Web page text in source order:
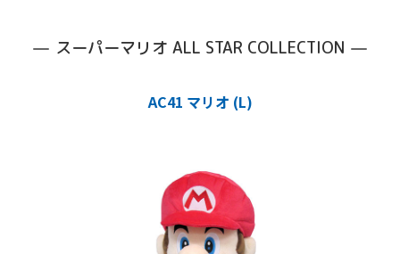
スーパーマリオ ALL STAR COLLECTION
AC41 マリオ (L)